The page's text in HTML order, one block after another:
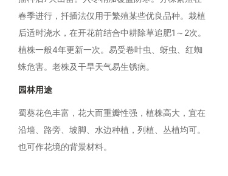
春季进行，扦插法仅用于繁殖某些优良品种。栽植
后适时浇水，在开花前结合中耕除草追肥1～2次。
植株一般4年更新一次。易受卷叶虫、蚜虫、红蜘
蛛危害。老株及干旱天气易生锈病。
园林用途
蜀葵花色丰富，花大而重瓣性强，植株高大，宜在
沿墙、路旁、坡脚、水边种植，列植、丛植均可。
也可作花境的背景材料。